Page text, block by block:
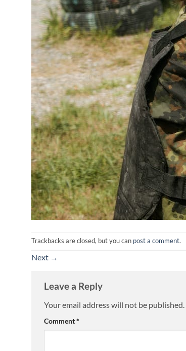
Trackbacks are closed, but you can post a comment.
Next →
Leave a Reply
Your email address will not be published.
Comment*